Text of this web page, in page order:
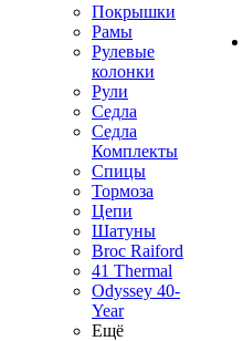
Покрышки
Рамы
Рулевые
колонки
Рули
Седла
Седла
Комплекты
Спицы
Тормоза
Цепи
Шатуны
Broc Raiford
41 Thermal
Odyssey 40-
Year
Ещё